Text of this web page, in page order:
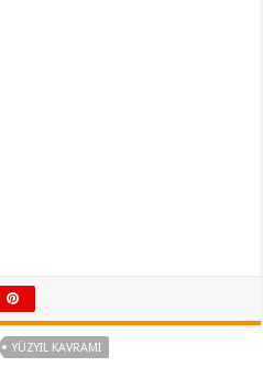
YÜZYIL KAVRAMI